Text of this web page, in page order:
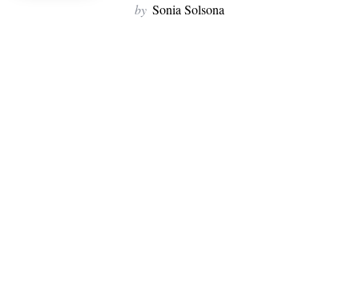
by Sonia Solsona